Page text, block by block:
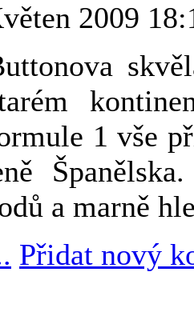
2009
1 vše
a marně
Přidat nový